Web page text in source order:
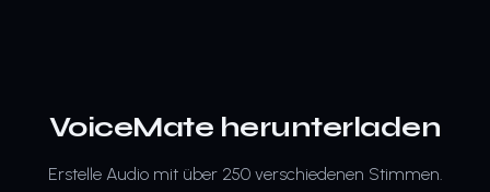
VoiceMate herunterladen
Erstelle Audio mit über 250 verschiedenen Stimmen.